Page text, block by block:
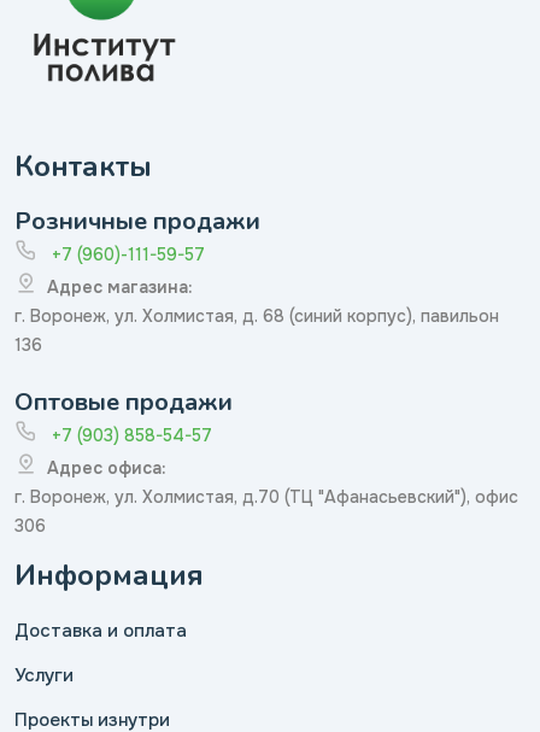
Контакты
Розничные продажи
+7 (960)-111-59-57
Адрес магазина:
г. Воронеж, ул. Холмистая, д. 68 (синий корпус), павильон
136
Оптовые продажи
+7 (903) 858-54-57
Адрес офиса:
г. Воронеж, ул. Холмистая, д.70 (ТЦ "Афанасьевский"), офис
306
Информация
Доставка и оплата
Услуги
Проекты изнутри